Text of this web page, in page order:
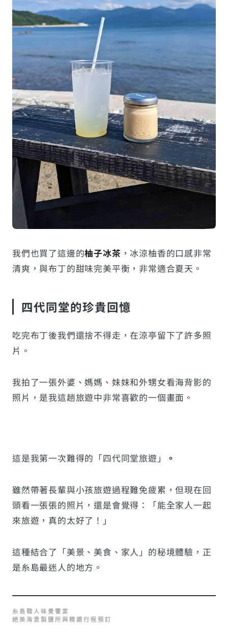
我們也買了這邊的柚子冰茶 ，冰涼柚香的口感非常
清爽，與布丁的甜味完美平衡，非常適合夏天。
四代同堂的珍貴回憶
吃完布丁後我們還捨不得走，在涼亭留下了許多照
片。
我拍了一張外婆、媽媽、妹妹和外甥女看海背影的
照片，是我這趟旅遊中非常喜歡的一個畫面。
這是我第一次難得的「四代同堂旅遊」 。
雖然帶著長輩與小孩旅遊過程難免疲累，但現在回
頭看一張張的照片，還是會覺得：「能全家人一起
來旅遊，真的太好了！」
這種結合了「美景、美食、家人」的秘境體驗，正
是糸島最迷人的地方。
糸島職人味覺饗宴
絕美海景製鹽所與精選行程預訂